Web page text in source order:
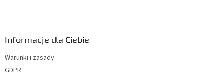
Informacje dla Ciebie
Warunki i zasady
GDPR